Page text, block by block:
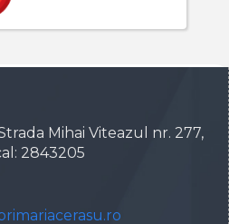
Mihai Viteazul nr. 277,
2843205